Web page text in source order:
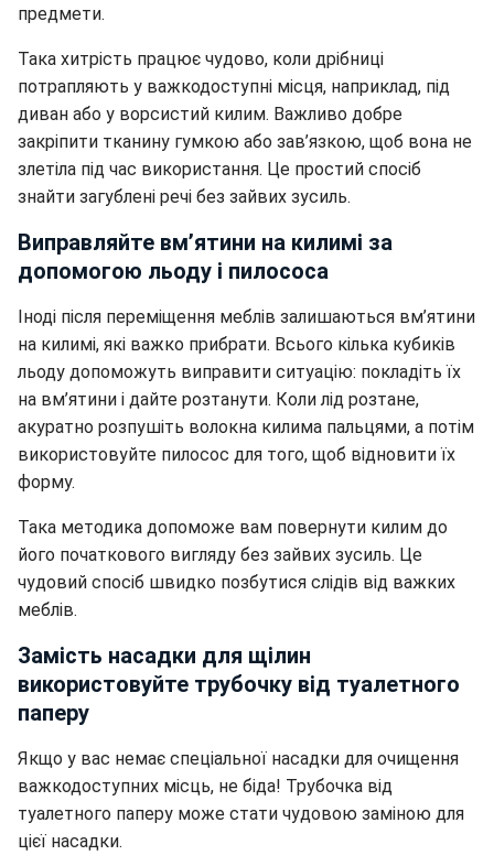
предмети.
Така хитрість працює чудово, коли дрібниці
потрапляють у важкодоступні місця, наприклад, під
диван або у ворсистий килим. Важливо добре
закріпити тканину гумкою або зав’язкою, щоб вона не
злетіла під час використання. Це простий спосіб
знайти загублені речі без зайвих зусиль.
Виправляйте вм’ятини на килимі за
допомогою льоду і пилососа
Іноді після переміщення меблів залишаються вм’ятини
на килимі, які важко прибрати. Всього кілька кубиків
льоду допоможуть виправити ситуацію: покладіть їх
на вм’ятини і дайте розтанути. Коли лід розтане,
акуратно розпушіть волокна килима пальцями, а потім
використовуйте пилосос для того, щоб відновити їх
форму.
Така методика допоможе вам повернути килим до
його початкового вигляду без зайвих зусиль. Це
чудовий спосіб швидко позбутися слідів від важких
меблів.
Замість насадки для щілин
використовуйте трубочку від туалетного
паперу
Якщо у вас немає спеціальної насадки для очищення
важкодоступних місць, не біда! Трубочка від
туалетного паперу може стати чудовою заміною для
цієї насадки.